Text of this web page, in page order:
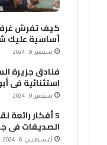
أساسية عليك
سبتمبر 9, 2024
استثنائية في
سبتمبر 9, 2024
5 أفكار
الصديقات في
أغسطس 6, 2024